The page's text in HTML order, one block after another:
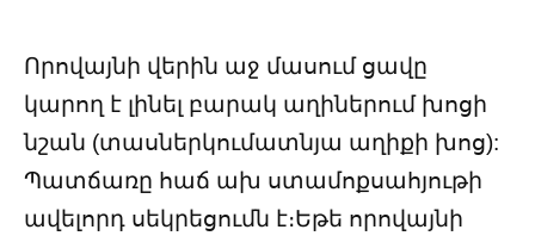
Որովայնի վերին աջ մասում ցավը
կարող է լինել բարակ աղիներում խոցի
նշան (տասներկումատնյա աղիքի խոց):
Պատճառը հաճ ախ ստամոքսահյութի
ավելորդ սեկրեցումն է։Եթե ​​որովայնի